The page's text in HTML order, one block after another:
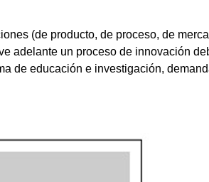
(de producto, de proceso, de
adelante un proceso de innovación
de educación e investigación,